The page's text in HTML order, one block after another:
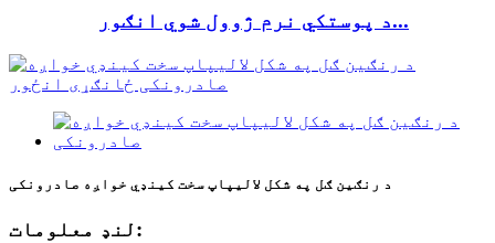
د پوستکي نرم ژوول شوي انګور...
د رنګین ګل په شکل لالیپاپ سخت کینډي خواږه صادرونکی
لنډ معلومات: